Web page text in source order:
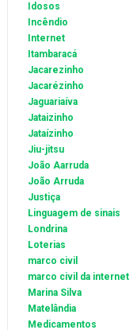
Idosos
Incêndio
Internet
Itambaracá
Jacarezinho
Jacarézinho
Jaguariaíva
Jataizinho
Jataízinho
Jiu-jitsu
João Aarruda
João Arruda
Justiça
Linguagem de sinais
Londrina
Loterias
marco civil
marco civil da internet
Marina Silva
Matelândia
Medicamentos